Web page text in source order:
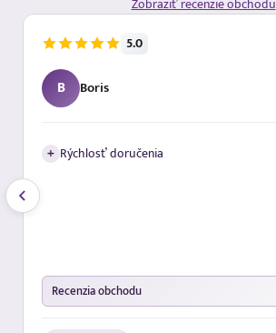
5.0
B Boris
+ Rýchlosť doručenia
Recenzia obchodu